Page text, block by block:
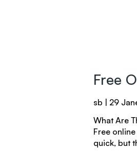
Free
sb
29
What Are
Free
quick, but